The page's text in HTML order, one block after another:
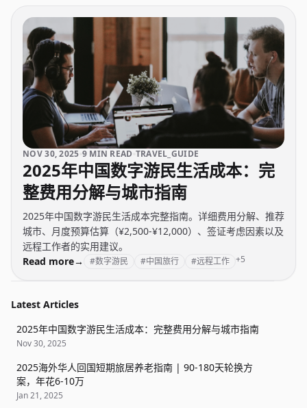
NOV 30, 2025 9 MIN READ TRAVEL_GUIDE
2025年中国数字游民生活成本：完
整费用分解与城市指南
2025年中国数字游民生活成本完整指南。详细费用分解、推荐
城市、月度预算估算（¥2,500-¥12,000）、签证考虑因素以及
远程工作者的实用建议。
Read more→ #数字游民 #中国旅行 #远程工作 +5
Latest Articles
2025年中国数字游民生活成本：完整费用分解与城市指南
Nov 30, 2025
2025海外华人回国短期旅居养老指南 | 90-180天轮换方
案，年花6-10万
Jan 21, 2025